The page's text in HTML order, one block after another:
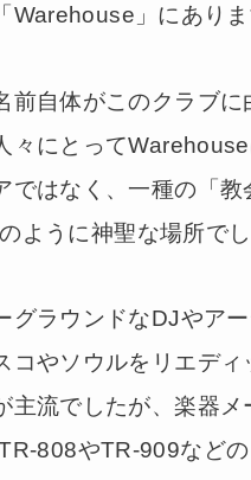
Warehouse」にありま
前自体がこのクラブに
々にとって
ではなく、一種の「教
ように神聖な場所でし
グラウンドなDJやア
コやソウルをリエディ
主流でしたが、楽器メ
808やTR-909など